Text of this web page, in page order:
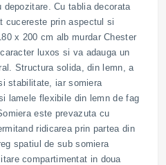
Cu tablia decorata
cucereste prin aspectul si
x 200 cm alb murdar Chester
luxos si va adauga un
Structura solida, din lemn, a
stabilitate, iar somiera
lamele flexibile din lemn de fag
este prevazuta cu
ridicarea prin partea din
spatiul de sub somiera
compartimentat in doua